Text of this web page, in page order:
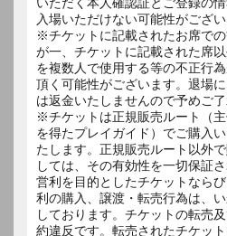
入場いただけない可能性がござい
※チケットに記載されたお席で
が一、チケットに記載された席
を複数人で使用する等の不正行
頂く可能性がございます。退場
は返金いたしませんので予めご了
※チケットは正規販売ルート（
を得たプレイガイド）でご購入
たします。正規販売ルート以外
しては、その有効性を一切保証
営利を目的としたチケットなら
利の購入、譲渡・転売行為は、
しております。チケットの転売
約違反です。転売されたチケッ